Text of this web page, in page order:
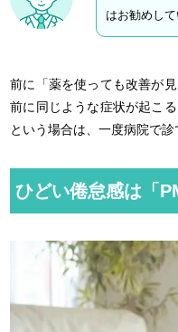
はお勧めして
前に「薬を使っても改善が
前に同じような症状が起こ
という場合は、一度病院で診
ひどい倦怠感は「